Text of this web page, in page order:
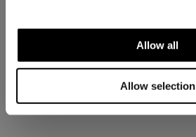
Allow all
Allow selection